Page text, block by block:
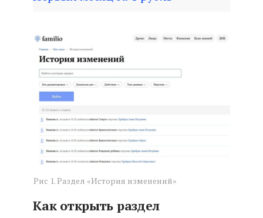
Рис 1. Раздел «История изменений»
Как открыть раздел